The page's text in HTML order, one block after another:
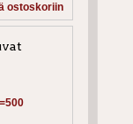
ostoskoriin